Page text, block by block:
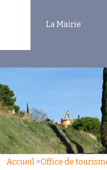
La Mairie
Accueil >Office de